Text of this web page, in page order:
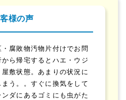
様の声
腐敗物汚物片付けでお問
ら帰宅するとハエ・ウジ
敷状態。あまりの状況に
う。。すぐに換気をして
ダにあるゴミにも虫がた